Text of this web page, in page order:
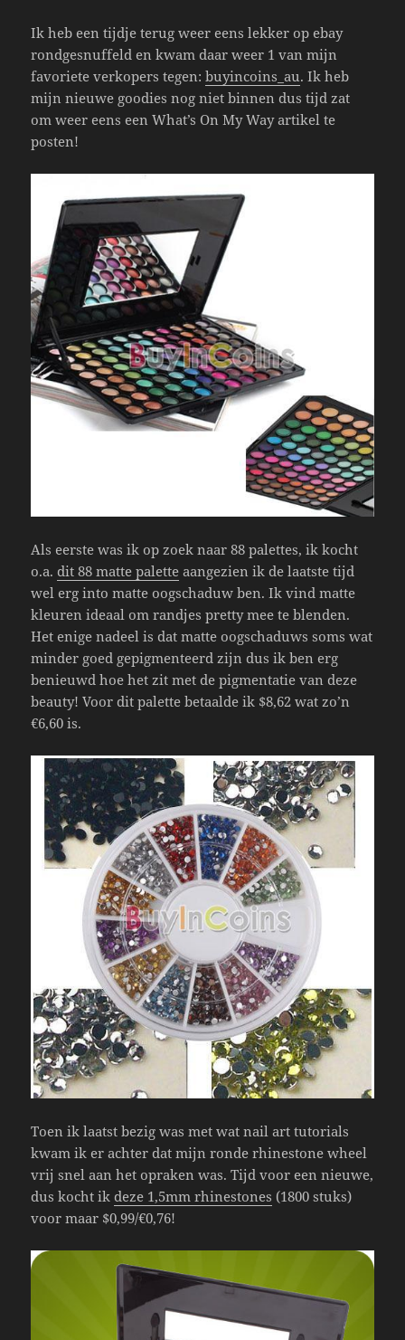
Ik heb een tijdje terug weer eens lekker op ebay
rondgesnuffeld en kwam daar weer 1 van mijn
favoriete verkopers tegen:buyincoins_au. Ik heb
mijn nieuwe goodies nog niet binnen dus tijd zat
om weer eens een What’s On My Way artikel te
posten!
Als eerste was ik op zoek naar 88 palettes, ik kocht
o.a. dit 88 matte palette aangezien ik de laatste tijd
wel erg into matte oogschaduw ben. Ik vind matte
kleuren ideaal om randjes pretty mee te blenden.
Het enige nadeel is dat matte oogschaduws soms wat
minder goed gepigmenteerd zijn dus ik ben erg
benieuwd hoe het zit met de pigmentatie van deze
beauty! Voor dit palette betaalde ik $8,62 wat zo’n
€6,60 is.
Toen ik laatst bezig was met wat nail art tutorials
kwam ik er achter dat mijn ronde rhinestone wheel
vrij snel aan het opraken was. Tijd voor een nieuwe,
dus kocht ik deze 1,5mm rhinestones (1800 stuks)
voor maar $0,99/€0,76!